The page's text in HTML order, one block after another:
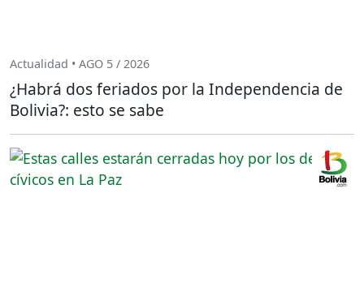
Actualidad • AGO 5 / 2026
¿Habrá dos feriados por la Independencia de
Bolivia?: esto se sabe